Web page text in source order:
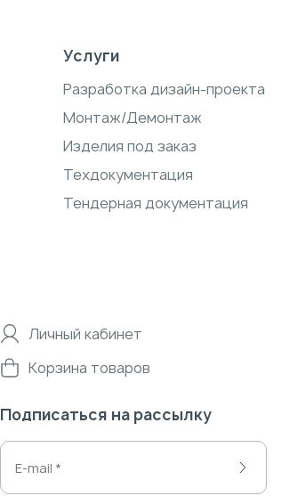
Услуги
Разработка дизайн-проекта
Монтаж/Демонтаж
Изделия под заказ
Техдокументация
Тендерная документация
Личный кабинет
Корзина товаров
Подписаться на рассылку